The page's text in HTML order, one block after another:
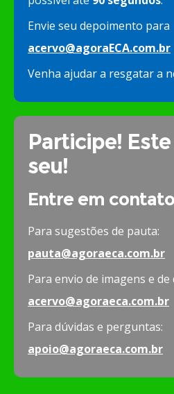
Envie seu depoimento para
acervo@agoraECA.com.br
Venha ajudar a resgatar a
Participe!
seu!
Entre em
Para sugestões de pauta:
pauta@agoraeca.com.br
Para envio de imagens e
acervo@agoraeca.com.br
Para dúvidas e perguntas:
apoio@agoraeca.com.br